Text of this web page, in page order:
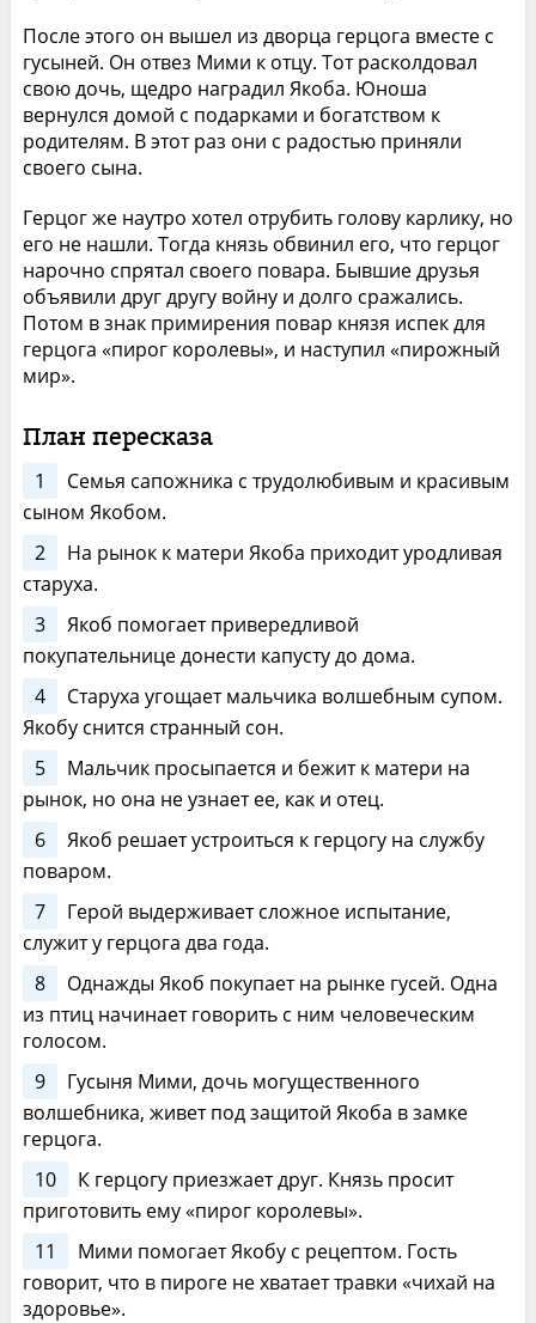
После этого он вышел из дворца герцога вместе с
гусыней. Он отвез Мими к отцу. Тот расколдовал
свою дочь, щедро наградил Якоба. Юноша
вернулся домой с подарками и богатством к
родителям. В этот раз они с радостью приняли
своего сына.
Герцог же наутро хотел отрубить голову карлику, но
его не нашли. Тогда князь обвинил его, что герцог
нарочно спрятал своего повара. Бывшие друзья
объявили друг другу войну и долго сражались.
Потом в знак примирения повар князя испек для
герцога «пирог королевы», и наступил «пирожный
мир».
План пересказа
1
Семья сапожника с трудолюбивым и красивым
сыном Якобом.
2
На рынок к матери Якоба приходит уродливая
старуха.
3
Якоб помогает привередливой
покупательнице донести капусту до дома.
4
Старуха угощает мальчика волшебным супом.
Якобу снится странный сон.
5
Мальчик просыпается и бежит к матери на
рынок, но она не узнает ее, как и отец.
6
Якоб решает устроиться к герцогу на службу
поваром.
7
Герой выдерживает сложное испытание,
служит у герцога два года.
8
Однажды Якоб покупает на рынке гусей. Одна
из птиц начинает говорить с ним человеческим
голосом.
9
Гусыня Мими, дочь могущественного
волшебника, живет под защитой Якоба в замке
герцога.
10
К герцогу приезжает друг. Князь просит
приготовить ему «пирог королевы».
11
Мими помогает Якобу с рецептом. Гость
говорит, что в пироге не хватает травки «чихай на
здоровье».